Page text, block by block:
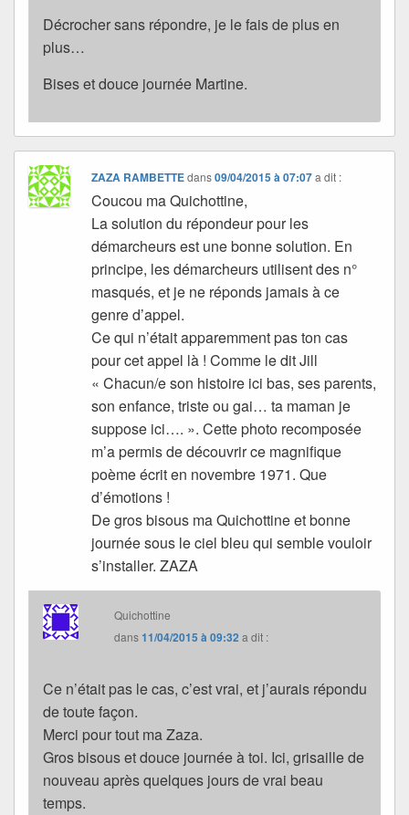
Décrocher sans répondre, je le fais de plus en
plus…
Bises et douce journée Martine.
ZAZA RAMBETTEdans09/04/2015 à 07:07 a dit :
Coucou ma Quichottine,
La solution du répondeur pour les
démarcheurs est une bonne solution. En
principe, les démarcheurs utilisent des n°
masqués, et je ne réponds jamais à ce
genre d’appel.
Ce qui n’était apparemment pas ton cas
pour cet appel là ! Comme le dit Jill
« Chacun/e son histoire ici bas, ses parents,
son enfance, triste ou gai… ta maman je
suppose ici…. ». Cette photo recomposée
m’a permis de découvrir ce magnifique
poème écrit en novembre 1971. Que
d’émotions !
De gros bisous ma Quichottine et bonne
journée sous le ciel bleu qui semble vouloir
s’installer. ZAZA
Quichottine
dans11/04/2015 à 09:32 a dit :
Ce n’était pas le cas, c’est vrai, et j’aurais répondu
de toute façon.
Merci pour tout ma Zaza.
Gros bisous et douce journée à toi. Ici, grisaille de
nouveau après quelques jours de vrai beau
temps.